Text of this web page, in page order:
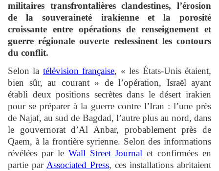
militaires transfrontalières clandestines, l’érosion
de la souveraineté irakienne et la porosité
croissante entre opérations de renseignement et
guerre régionale ouverte redessinent les contours
du conflit.
Selon la télévision française, « les États-Unis étaient,
bien sûr, au courant » de l’opération, Israël ayant
établi deux positions secrètes dans le désert irakien
pour se préparer à la guerre contre l’Iran : l’une près
de Najaf, au sud de Bagdad, l’autre plus au nord, dans
le gouvernorat d’Al Anbar, probablement près de
Qaem, à la frontière syrienne. Selon des informations
révélées par le Wall Street Journal et confirmées en
partie par Associated Press, ces installations abritaient